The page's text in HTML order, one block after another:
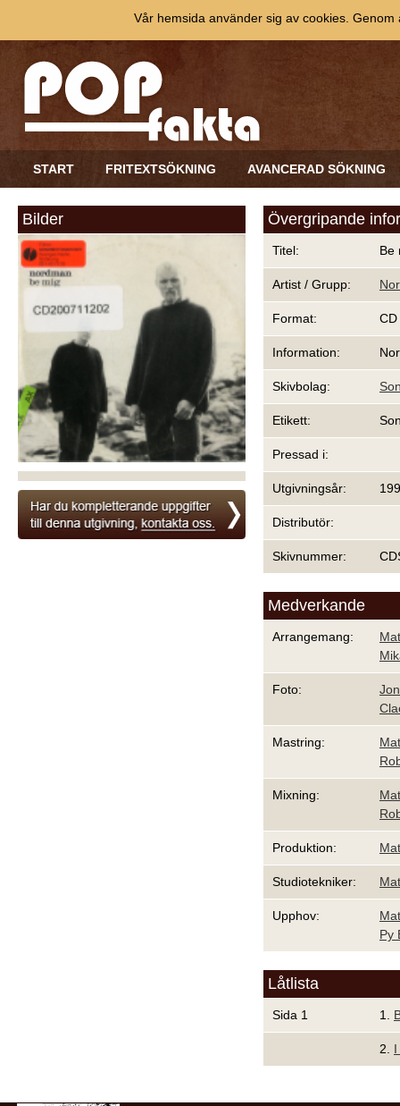
START FRITEXTSÖKNING AVANCERAD SÖKNING
Bilder Övergripande
Titel: Be
Artist / Grupp:
Format: CD
Information:
Skivbolag:
Etikett:
Pressad i:
Utgivningsår:
Distributör:
Skivnummer:
Medverkande
Arrangemang:
Foto:
Mastring:
Mixning:
Produktion:
Studiotekniker:
Upphov:
Py
Låtlista
Sida 1 1.
2.
Vår hemsida använder sig av cookies.